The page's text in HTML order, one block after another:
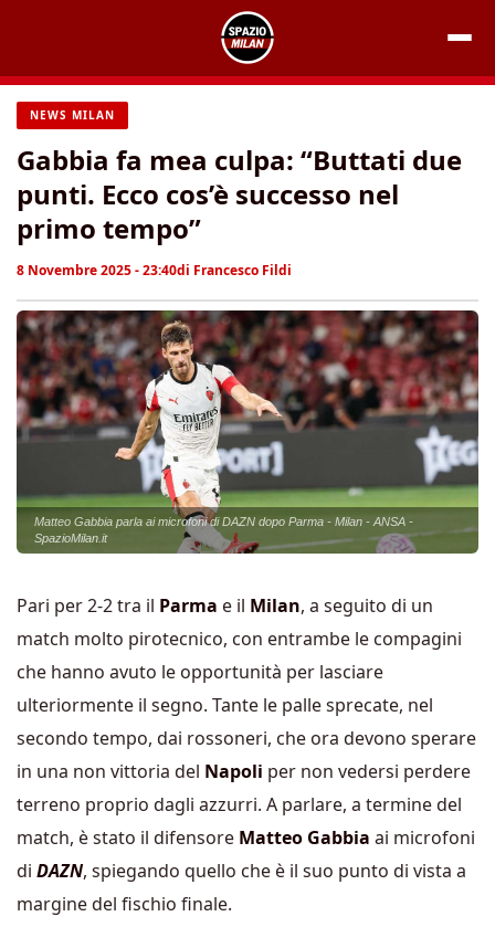
contenuto
NEWS MILAN
Gabbia fa mea culpa: “Buttati due
punti. Ecco cos’è successo nel
primo tempo”
8 Novembre 2025 - 23:40di Francesco Fildi
Matteo Gabbia parla ai microfoni di DAZN dopo Parma - Milan - ANSA -
SpazioMilan.it
Pari per 2-2 tra il Parma e il Milan, a seguito di un
match molto pirotecnico, con entrambe le compagini
che hanno avuto le opportunità per lasciare
ulteriormente il segno. Tante le palle sprecate, nel
secondo tempo, dai rossoneri, che ora devono sperare
in una non vittoria del Napoli per non vedersi perdere
terreno proprio dagli azzurri. A parlare, a termine del
match, è stato il difensore Matteo Gabbia ai microfoni
di DAZN, spiegando quello che è il suo punto di vista a
margine del fischio finale.